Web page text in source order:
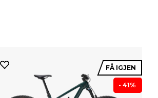
FÅ IGJEN
- 41%